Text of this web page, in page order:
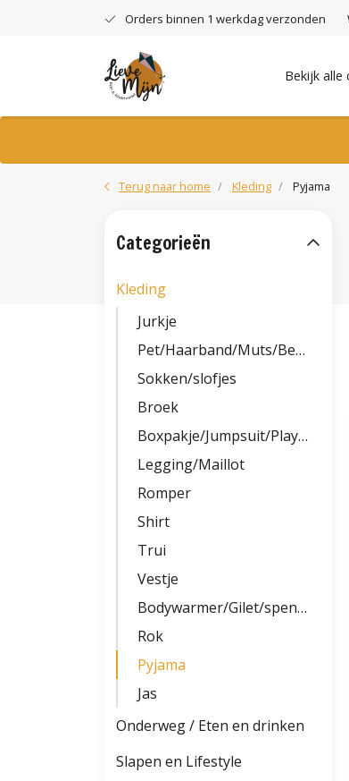
Orders binnen 1 werkdag verzonden
Bekijk alle
Terug naar home Kleding Pyjama
Categorieën
Kleding
Jurkje
Pet/Haarband/Muts/Beanie
Sokken/slofjes
Broek
Boxpakje/Jumpsuit/Playsuit
Legging/Maillot
Romper
Shirt
Trui
Vestje
Bodywarmer/Gilet/spencer
Rok
Pyjama
Jas
Onderweg / Eten en drinken
Slapen en Lifestyle